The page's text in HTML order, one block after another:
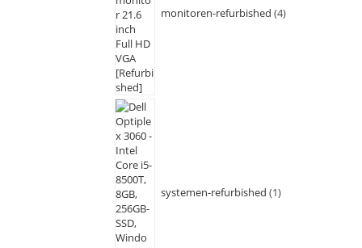
monitoren-refurbished 4
systemen-refurbished 1